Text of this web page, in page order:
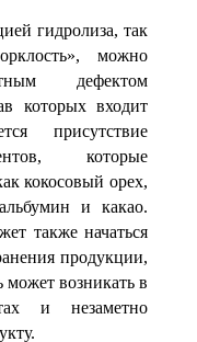
гидролиза, так
можно
дефектом
которых входит
присутствие
которые
кокосовый орех,
и какао.
также начаться
продукции,
может возникать в
и незаметно